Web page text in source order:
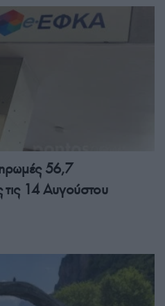
56,7
τις 14 Αυγούστου